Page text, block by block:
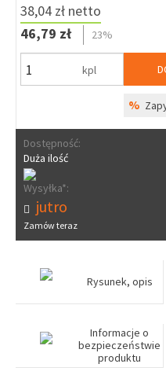
38,04 zł netto
46,79 zł
23%
kpl
%
Dostępność:
Duża ilość
Wysyłka*:
jutro
Zamów teraz
Rysunek, opis
Informacje o
bezpieczeństwie
produktu